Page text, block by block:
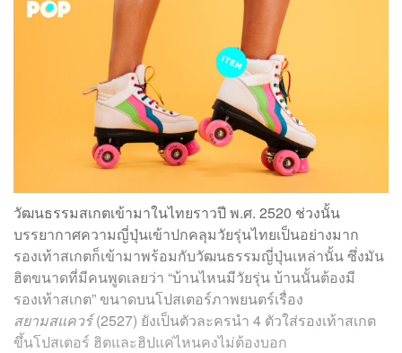
วัฒนธรรมสเกตเข้ามาในไทยราวปี พ.ศ. 2520 ช่วงนั้น
บรรยากาศความญี่ปุ่นเข้าปกคลุมวัยรุ่นไทยเป็นอย่างมาก
รองเท้าสเกตก็เข้ามาพร้อมกับวัฒนธรรมญี่ปุ่นเหล่านั้น ซึ่งมัน
ฮิตขนาดที่มีคนพูดเลยว่า “บ้านไหนมีวัยรุ่น บ้านนั้นต้องมี
รองเท้าสเกต” ขนาดบนโปสเตอร์ภาพยนตร์เรื่อง
สยามสแควร์(2527) ยังเป็นตัวละครนำ 4 ตัวใส่รองเท้าสเกต
ขึ้นโปสเตอร์ ฮิตและฮิปแค่ไหนคงไม่ต้องบอก